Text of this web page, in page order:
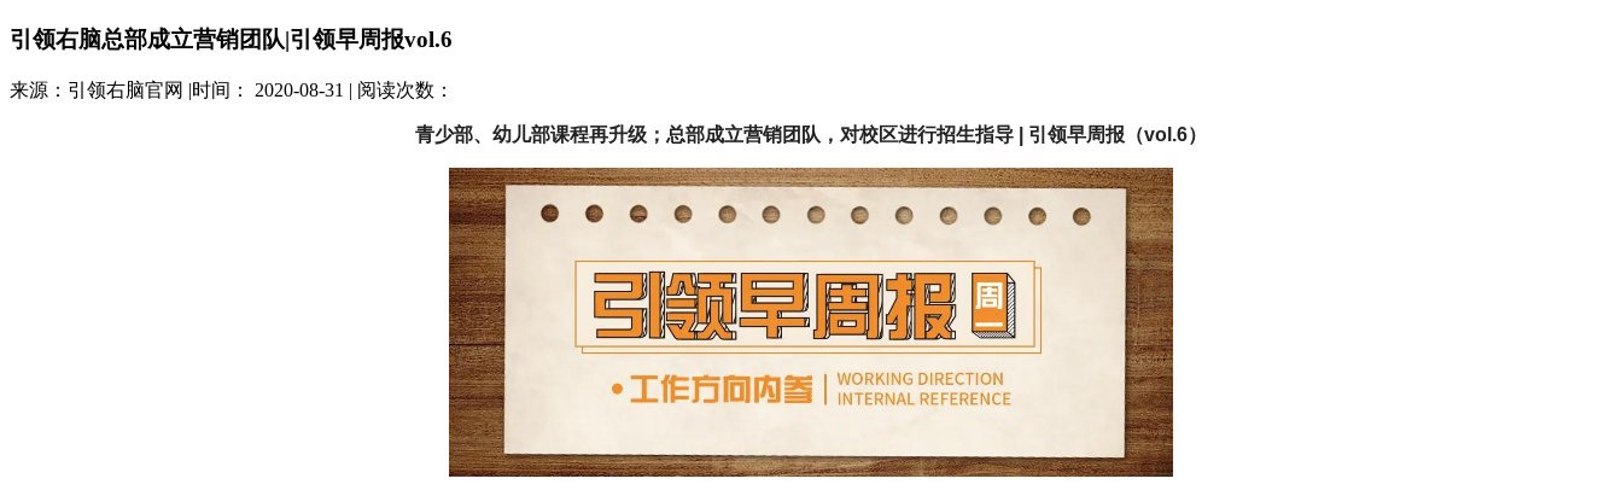
引领右脑总部成立营销团队|引领早周报vol.6
来源：引领右脑官网 |时间： 2020-08-31 | 阅读次数：
青少部、幼儿部课程再升级；总部成立营销团队，对校区进行招生指导 | 引领早周报（vol.6）